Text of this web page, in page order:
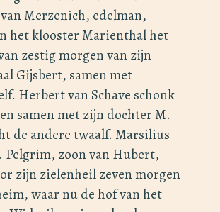
Merzenich, edelman,
het klooster Marienthal het
zestig morgen van zijn
Gijsbert, samen met
Herbert van Schave schonk
samen met zijn dochter M.
de andere twaalf. Marsilius
Pelgrim, zoon van Hubert,
zijn zielenheil zeven morgen
waar nu de hof van het